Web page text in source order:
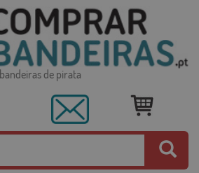
bandeiras de pirata